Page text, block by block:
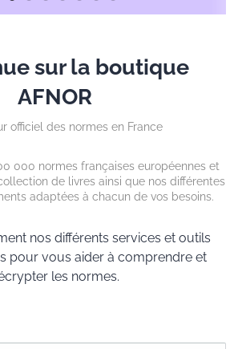
sur la boutique
AFNOR
officiel des normes en France
000 normes françaises européennes et
de livres ainsi que nos différentes
adaptées à chacun de vos besoins.
nos différents services et outils
pour vous aider à comprendre et
les normes.